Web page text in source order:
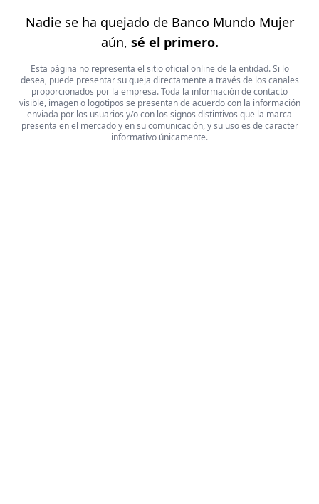
Nadie se ha quejado de Banco Mundo Mujer
aún, sé el primero.
Esta página no representa el sitio oficial online de la entidad. Si lo
desea, puede presentar su queja directamente a través de los canales
proporcionados por la empresa. Toda la información de contacto
visible, imagen o logotipos se presentan de acuerdo con la información
enviada por los usuarios y/o con los signos distintivos que la marca
presenta en el mercado y en su comunicación, y su uso es de caracter
informativo únicamente.